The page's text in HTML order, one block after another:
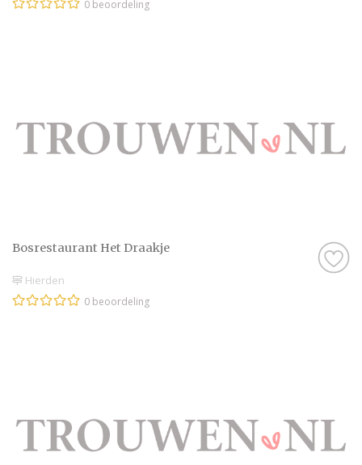
0 beoordeling
Bosrestaurant Het Draakje
Hierden
0 beoordeling